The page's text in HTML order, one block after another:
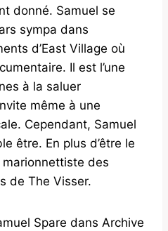
donné. Samuel se
sympa dans
d’East Village où
Il est l’une
à la saluer
même à une
Cependant, Samuel
être. En plus d’être le
des
de The Visser.
Spare dans Archive